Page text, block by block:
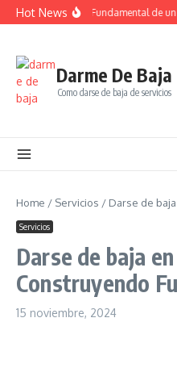
Saltar al contenido
Hot NewsEl Papel Fundamental de un
Darme De Baja
Como darse de baja de servicios
Home / Servicios / Darse de
Servicios
Darse de baja
Construyendo
15 noviembre, 2024